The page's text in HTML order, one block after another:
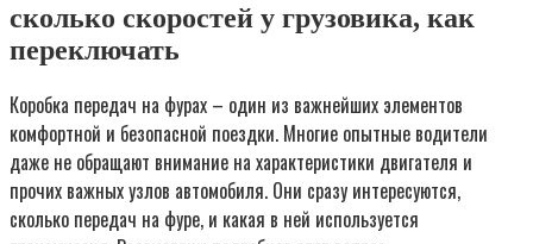
сколько скоростей у грузовика, как
переключать
Коробка передач на фурах – один из важнейших элементов
комфортной и безопасной поездки. Многие опытные водители
даже не обращают внимание на характеристики двигателя и
прочих важных узлов автомобиля. Они сразу интересуются,
сколько передач на фуре, и какая в ней используется